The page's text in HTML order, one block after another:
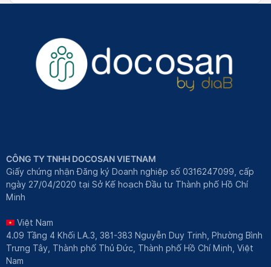
CÔNG TY TNHH DOCOSAN VIETNAM
Giấy chứng nhận Đăng ký Doanh nghiệp số 0316247099, cấp
ngày 27/04/2020 tại Sở Kế hoạch Đầu tư Thành phố Hồ Chí
Minh
Việt Nam
4.09 Tầng 4 Khối LA.3, 381-383 Nguyễn Duy Trinh, Phường Bình
Trưng Tây, Thành phố Thủ Đức, Thành phố Hồ Chí Minh, Việt
Nam